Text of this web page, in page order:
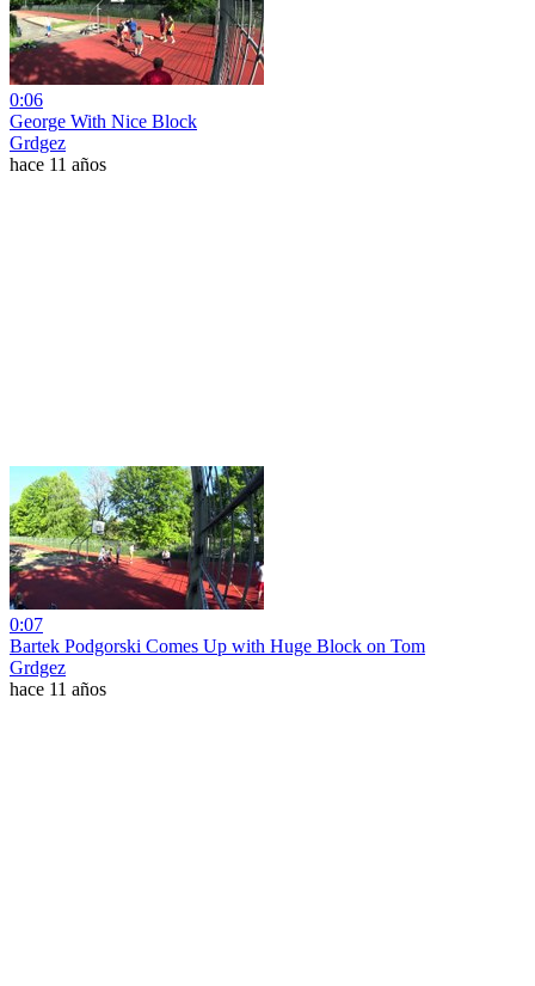
0:06
George With Nice Block
Grdgez
hace 11 años
0:07
Bartek Podgorski Comes Up with Huge Block on Tom
Grdgez
hace 11 años